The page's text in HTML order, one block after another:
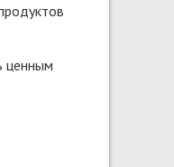
ценным